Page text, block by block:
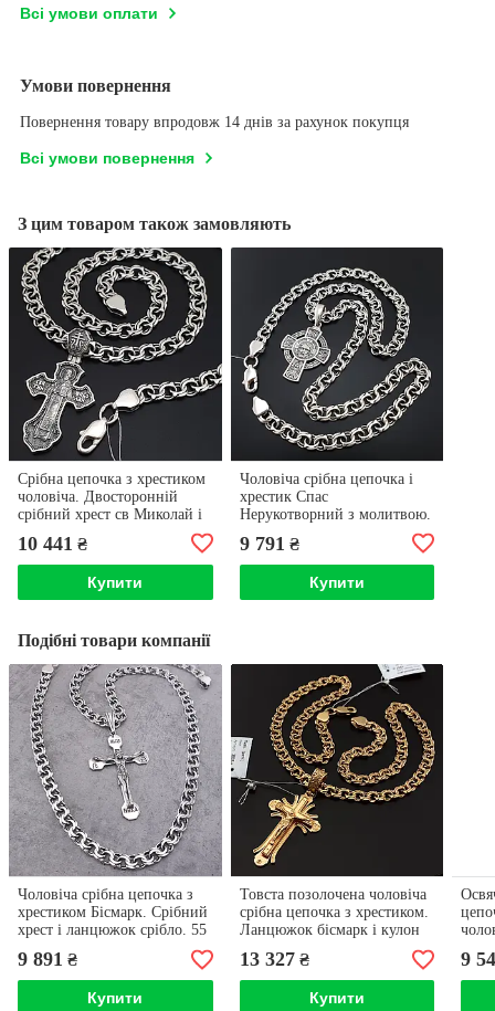
Всі умови оплати
Умови повернення
Повернення товару впродовж 14 днів за рахунок покупця
Всі умови повернення
З цим товаром також замовляють
Срібна цепочка з хрестиком
чоловіча. Двосторонній
срібний хрест св Миколай і
бісмарк
10 441 ₴
Купити
Чоловіча срібна цепочка і
хрестик Спас
Нерукотворний з молитвою.
Ланцюжок бісмарк 55 см і
кулон хрест
9 791 ₴
Купити
Подібні товари компанії
Чоловіча срібна цепочка з
хрестиком Бісмарк. Срібний
хрест і ланцюжок срібло. 55
9 891 ₴
Купити
Товста позолочена чоловіча
срібна цепочка з хрестиком.
Ланцюжок бісмарк і кулон
13 327₴
Купити
9